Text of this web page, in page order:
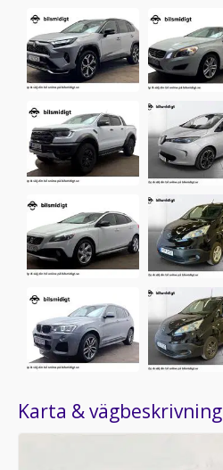
Karta & vägbeskrivning